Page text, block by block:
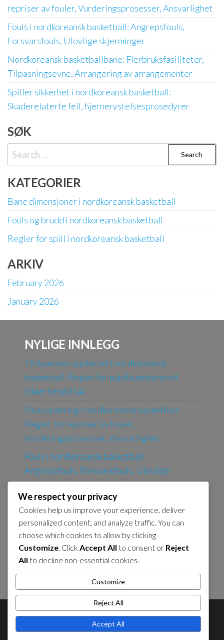
repriser av fouler, Vurderingsprosesser, Ansvarlighet
Fouls i nordkoreansk basketball: Angrepsfouls,
Forsvarsfouls, Ulovlige skjerminger
Nordkoreansk basketballbane: Flerbruksfasiliteter,
Tilpasningsevne, Arrangering av arrangementer
Spiller sikkerhet i nordkoreansk basketball:
Skaderelaterte feil, hjernerystelsesprosedyrer
SØK
Search
for:
KATEGORIER
Bane dimensjoner i nordkoreansk basketball
Fouls og brudd i nordkoreansk basketball
Regler for spill i nordkoreansk basketball
ARKIV
February 2026
January 2026
NYLIGE INNLEGG
Tilskuernes oppførsel i nordkoreansk
basketball: Regler for publikumskontroll,
Sikkerhetstiltak
Foulvurdering i nordkoreansk basketball:
Regler for repriser av fouler,
Vurderingsprosesser, Ansvarlighet
Fouls i nordkoreansk basketball:
Angrepsfouls, Forsvarsfouls, Ulovlige
skjerminger
Nordkoreansk basketballbane:
Flerbruksfasiliteter, Tilpasningsevne,
Arrangering av arrangementer
Spiller sikkerhet i nordkoreansk basketball:
Skaderelaterte feil,
hjernerystelsesprosedyrer
About Us Contact Us Cookie Policy
Privacy Policy Sitemap Terms and Conditions
We respect your privacy
Cookies help us improve your experience, deliver
personalized content, and analyze traffic. You can
choose which cookies to allow by clicking
Customize. Click Accept All to consent or Reject
All to decline non-essential cookies.
Customize
Reject All
Accept All